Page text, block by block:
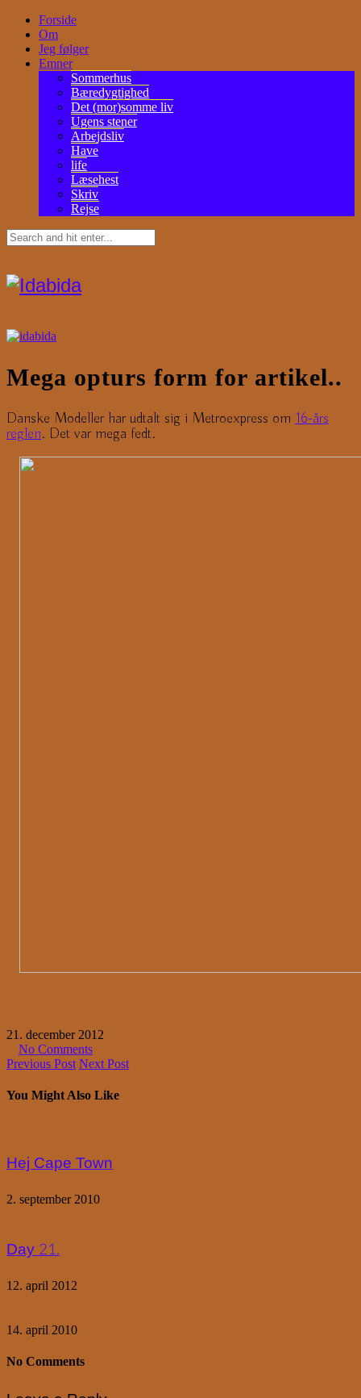
Forside
Om
Jeg følger
Emner
Sommerhus
Bæredygtighed
Det (mor)somme liv
Ugens stener
Arbejdsliv
Have
life
Læsehest
Skriv
Rejse
Mega opturs form for artikel..
Danske Modeller har udtalt sig i Metroexpress om 16-års
reglen. Det var mega fedt.
21. december 2012
No Comments
Previous Post Next Post
You Might Also Like
Hej Cape Town
2. september 2010
Day 21.
12. april 2012
14. april 2010
No Comments